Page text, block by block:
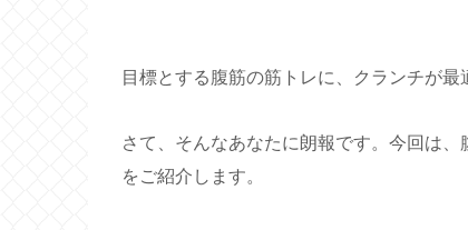
目標とする腹筋の筋トレに、クランチが
さて、そんなあなたに朗報です。今回は
をご紹介します。